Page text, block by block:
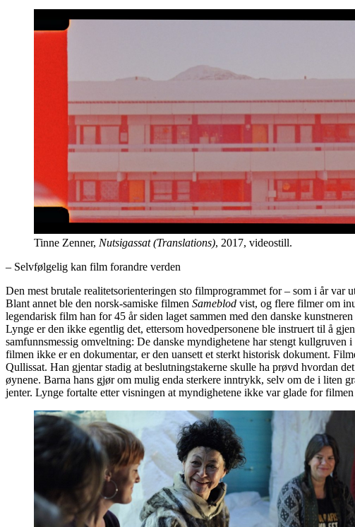
Tinne Zenner, Nutsigassat (Translations), 2017, videostill.
– Selvfølgelig kan film forandre verden
Den mest brutale realitetsorienteringen sto filmprogrammet for – som i år
Blant annet ble den norsk-samiske filmen Sameblod vist, og flere filmer om
legendarisk film han for 45 år siden laget sammen med den danske
Lynge er den ikke egentlig det, ettersom hovedpersonene ble instruert til å
samfunnsmessig omveltning: De danske myndighetene har stengt
filmen ikke er en dokumentar, er den uansett et sterkt historisk dokument.
Qullissat. Han gjentar stadig at beslutningstakerne skulle ha prøvd hvordan
øynene. Barna hans gjør om mulig enda sterkere inntrykk, selv om de i liten
jenter. Lynge fortalte etter visningen at myndighetene ikke var glade for